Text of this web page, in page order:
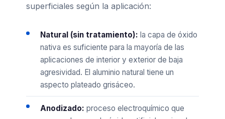
superficiales según la aplicación:
Natural (sin tratamiento): la capa de óxido
nativa es suficiente para la mayoría de las
aplicaciones de interior y exterior de baja
agresividad. El aluminio natural tiene un
aspecto plateado grisáceo.
Anodizado: proceso electroquímico que